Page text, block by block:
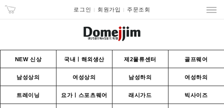
로그인 회원가입 주문조회
NEW 신상 국내ㅣ해외생산 제2물류센터 골프웨어
남성상의 여성상의 남성하의 여성하의
트레이닝 요가ㅣ스포츠웨어 래시가드 빅사이즈